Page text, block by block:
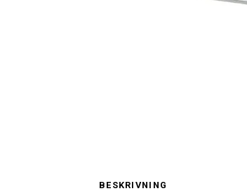
BESKRIVNING